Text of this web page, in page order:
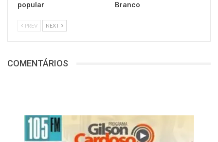
popular
Branco
PREV NEXT
COMENTÁRIOS